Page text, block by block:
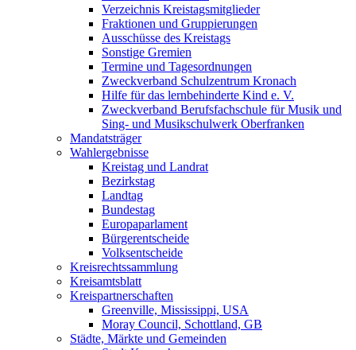
Verzeichnis Kreistagsmitglieder
Fraktionen und Gruppierungen
Ausschüsse des Kreistags
Sonstige Gremien
Termine und Tagesordnungen
Zweckverband Schulzentrum Kronach
Hilfe für das lernbehinderte Kind e. V.
Zweckverband Berufsfachschule für Musik und
Sing- und Musikschulwerk Oberfranken
Mandatsträger
Wahlergebnisse
Kreistag und Landrat
Bezirkstag
Landtag
Bundestag
Europaparlament
Bürgerentscheide
Volksentscheide
Kreisrechtssammlung
Kreisamtsblatt
Kreispartnerschaften
Greenville, Mississippi, USA
Moray Council, Schottland, GB
Städte, Märkte und Gemeinden